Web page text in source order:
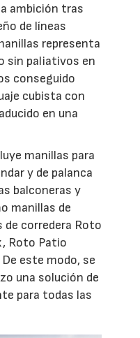
ambición tras
de líneas
representa
sin paliativos en
conseguido
cubista con
en una
manillas para
y de palanca
balconeras y
manillas de
de corredera Roto
Roto Patio
este modo, se
una solución de
para todas las